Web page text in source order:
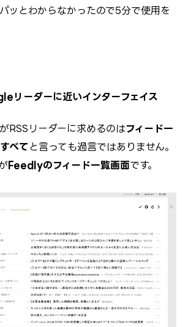
ッとわからなかったので5分で使用を
ーダーに近いインターフェイス
RSSリーダーに求めるのはフィード一
べて と言っても過言ではありません。
Feedlyのフィード一覧画面です。